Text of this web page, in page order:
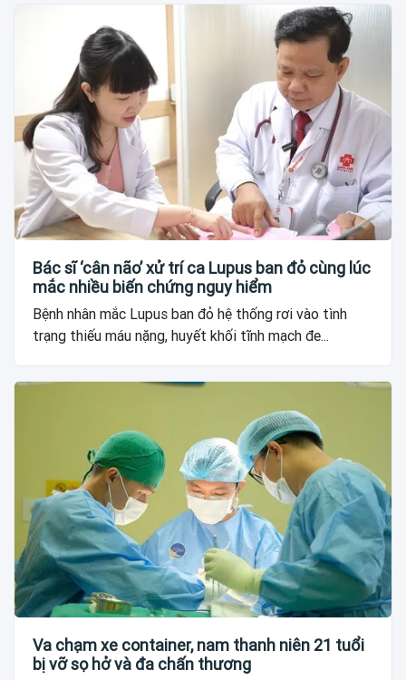
Bác sĩ ‘cân não’ xử trí ca Lupus ban đỏ cùng lúc
mắc nhiều biến chứng nguy hiểm
Bệnh nhân mắc Lupus ban đỏ hệ thống rơi vào tình
trạng thiếu máu nặng, huyết khối tĩnh mạch đe...
Va chạm xe container, nam thanh niên 21 tuổi
bị vỡ sọ hở và đa chấn thương